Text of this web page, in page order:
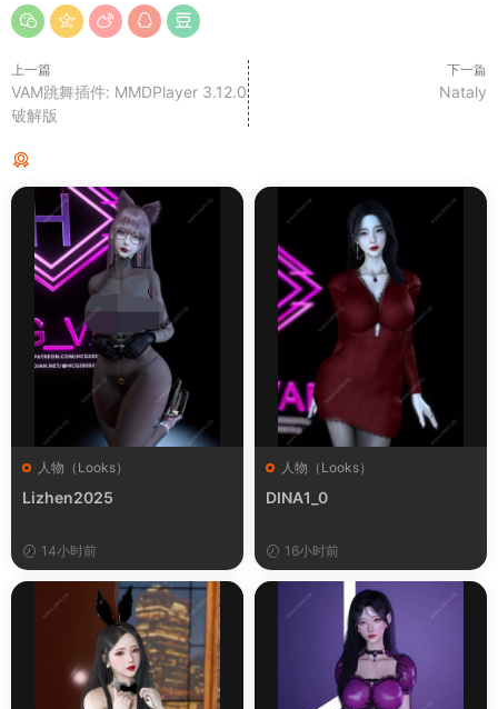
上一篇
VAM跳舞插件: MMDPlayer 3.12.0
破解版
下一篇
Nataly
人物（Looks）
Lizhen2025
14小时前
人物（Looks）
DINA1_0
16小时前